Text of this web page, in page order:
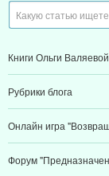
Книги Ольги Валяевой
Рубрики блога
Онлайн игра
Форум